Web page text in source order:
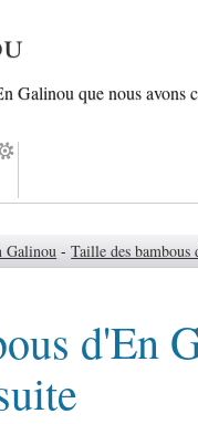
que nous avons
Galinou - Taille des
d'En